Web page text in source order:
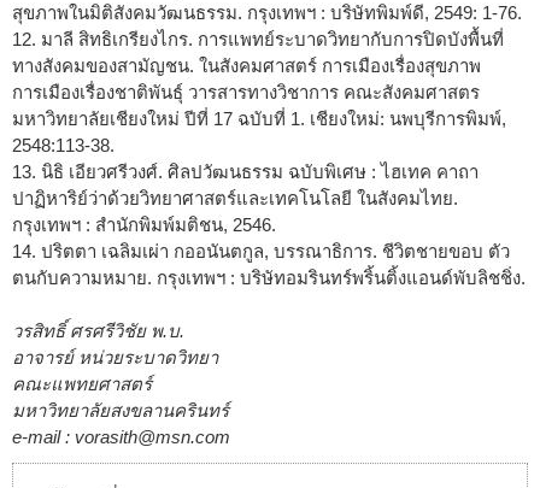
สุขภาพในมิติสังคมวัฒนธรรม. กรุงเทพฯ : บริษัทพิมพ์ดี, 2549: 1-76.
12. มาลี สิทธิเกรียงไกร. การแพทย์ระบาดวิทยากับการปิดบังพื้นที่
ทางสังคมของสามัญชน. ในสังคมศาสตร์ การเมืองเรื่องสุขภาพ
การเมืองเรื่องชาติพันธุ์ วารสารทางวิชาการ คณะสังคมศาสตร
มหาวิทยาลัยเชียงใหม่ ปีที่ 17 ฉบับที่ 1. เชียงใหม่: นพบุรีการพิมพ์,
2548:113-38.
13. นิธิ เอียวศรีวงศ์. ศิลปวัฒนธรรม ฉบับพิเศษ : ไฮเทค คาถา
ปาฏิหาริย์ว่าด้วยวิทยาศาสตร์และเทคโนโลยี ในสังคมไทย.
กรุงเทพฯ : สำนักพิมพ์มติชน, 2546.
14. ปริตตา เฉลิมเผ่า กออนันตกูล, บรรณาธิการ. ชีวิตชายขอบ ตัว
ตนกับความหมาย. กรุงเทพฯ : บริษัทอมรินทร์พริ้นติ้งแอนด์พับลิชชิ่ง.
วรสิทธิ์ ศรศรีวิชัย พ.บ.
อาจารย์ หน่วยระบาดวิทยา
คณะแพทยศาสตร์
มหาวิทยาลัยสงขลานครินทร์
e-mail : vorasith@msn.com